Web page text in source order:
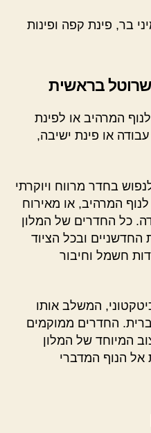
בר, פינת קפה ופינות
בראשית
המרהיב או לפינת
או פינת ישיבה,
בחדר מרווח ויוקרתי
המרהיב, או מאירוח
כל החדרים של המלון
החדשניים ובכל הציוד
חשמל וחיבור
המשלב אותו
החדרים ממוקמים
המיוחד של המלון
אל הנוף המדברי